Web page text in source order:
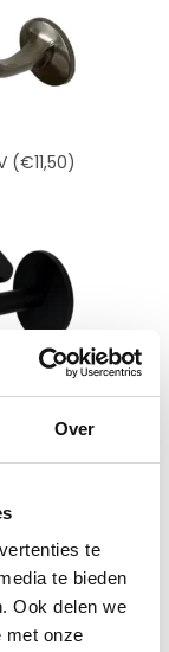
Over
te
te bieden
Ook delen we
met onze
(€11,50)
(€15,00)
GV(€17,50)